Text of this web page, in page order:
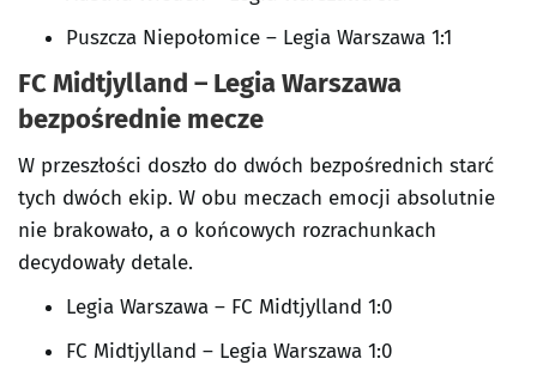
Puszcza Niepołomice – Legia Warszawa 1:1
FC Midtjylland – Legia Warszawa
bezpośrednie mecze
W przeszłości doszło do dwóch bezpośrednich starć
tych dwóch ekip. W obu meczach emocji absolutnie
nie brakowało, a o końcowych rozrachunkach
decydowały detale.
Legia Warszawa – FC Midtjylland 1:0
FC Midtjylland – Legia Warszawa 1:0